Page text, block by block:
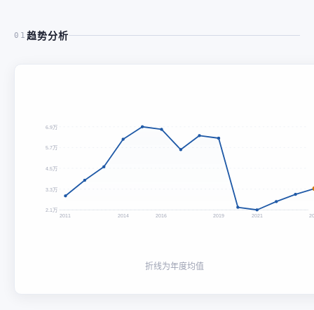
01 趋势分析
6.9万
5.7万
4.5万
3.3万
2.1万
2011 2014 2016 2019 2021
折线为年度均值